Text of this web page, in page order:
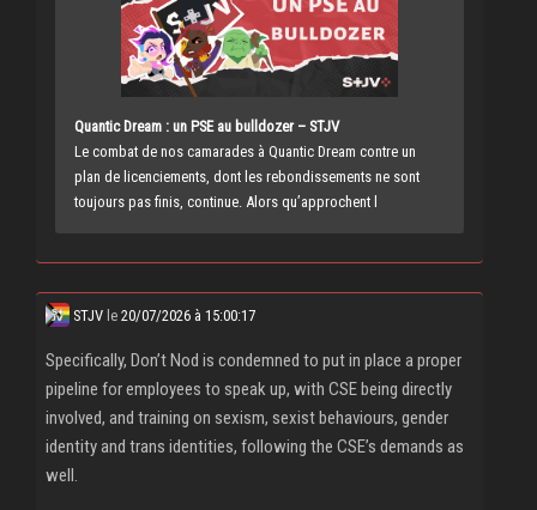
Quantic Dream : un PSE au bulldozer – STJV
Le combat de nos camarades à Quantic Dream contre un
plan de licenciements, dont les rebondissements ne sont
toujours pas finis, continue. Alors qu’approchent l
STJV le 20/07/2026 à 15:00:17
Specifically, Don’t Nod is condemned to put in place a proper
pipeline for employees to speak up, with CSE being directly
involved, and training on sexism, sexist behaviours, gender
identity and trans identities, following the CSE’s demands as
well.